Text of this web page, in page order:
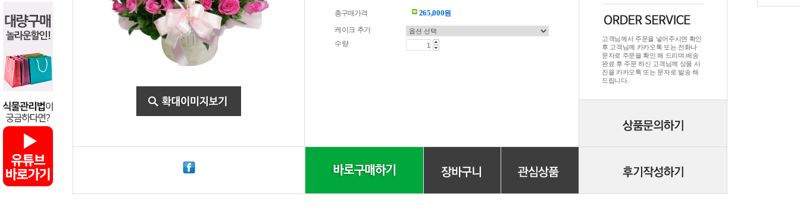
총구매가격 265,000원
케이크 추가
수량
고객님께서 주문을 넣어주시면 확인
후 고객님께 카카오톡 또는 전화나
문자로 주문을 확인 해 드리며.배송
완료 후 주문 하신 고객님께 상품 사
진을 카카오톡 또는 문자로 발송 해
드립니다.